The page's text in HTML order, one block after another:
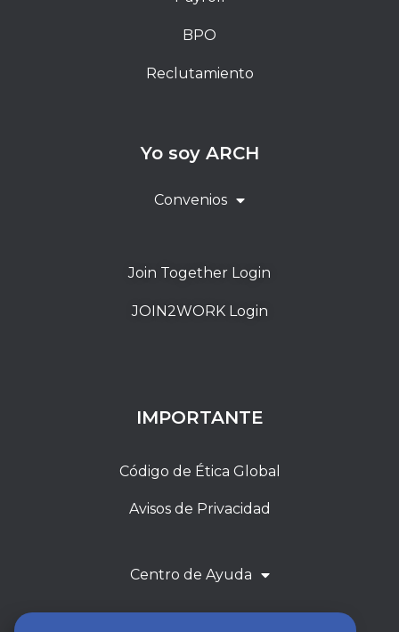
BPO
Reclutamiento
Yo soy ARCH
Convenios
Join Together Login
JOIN2WORK Login
IMPORTANTE
Código de Ética Global
Avisos de Privacidad
Centro de Ayuda